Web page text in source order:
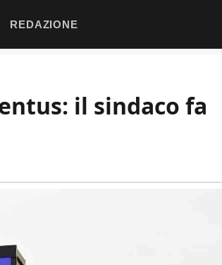
REDAZIONE
il sindaco fa